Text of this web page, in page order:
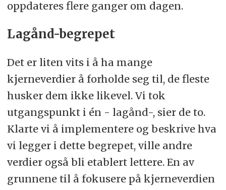
oppdateres flere ganger om dagen.
Lagånd-begrepet
Det er liten vits i å ha mange
kjerneverdier å forholde seg til, de fleste
husker dem ikke likevel. Vi tok
utgangspunkt i én - lagånd-, sier de to.
Klarte vi å implementere og beskrive hva
vi legger i dette begrepet, ville andre
verdier også bli etablert lettere. En av
grunnene til å fokusere på kjerneverdien